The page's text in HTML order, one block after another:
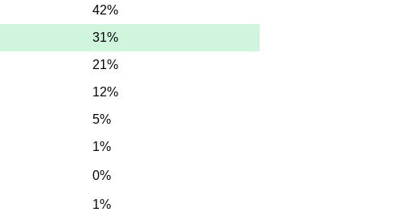
42%
31%
21%
12%
5%
1%
0%
1%